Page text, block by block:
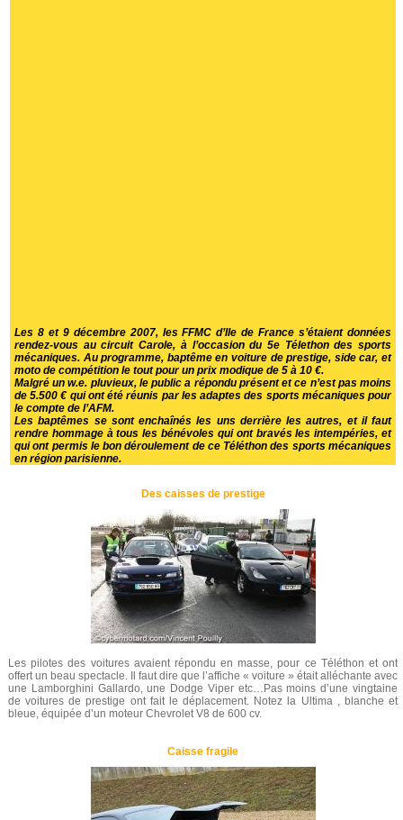
Les 8 et 9 décembre 2007, les FFMC d’Ile de France s’étaient données
rendez-vous au circuit Carole, à l’occasion du 5e Télethon des sports
mécaniques. Au programme, baptême en voiture de prestige, side car, et
moto de compétition le tout pour un prix modique de 5 à 10 €.
Malgré un w.e. pluvieux, le public a répondu présent et ce n’est pas moins
de 5.500 € qui ont été réunis par les adaptes des sports mécaniques pour
le compte de l’AFM.
Les baptêmes se sont enchaînés les uns derrière les autres, et il faut
rendre hommage à tous les bénévoles qui ont bravés les intempéries, et
qui ont permis le bon déroulement de ce Téléthon des sports mécaniques
en région parisienne.
Des caisses de prestige
Les pilotes des voitures avaient répondu en masse, pour ce Téléthon et ont
offert un beau spectacle. Il faut dire que l’affiche « voiture » était alléchante avec
une Lamborghini Gallardo, une Dodge Viper etc…Pas moins d’une vingtaine
de voitures de prestige ont fait le déplacement. Notez la Ultima , blanche et
bleue, équipée d’un moteur Chevrolet V8 de 600 cv.
Caisse fragile